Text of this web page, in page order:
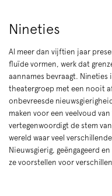
Nineties
Al meer dan vijftien jaar
fluïde vormen, werk dat
aannames bevraagt. Nineties
theatergroep met een nooit
onbevreesde
maken voor een veelvoud
vertegenwoordigt de stem
wereld waar veel
Nieuwsgierig, geëngageerd
ze voorstellen voor